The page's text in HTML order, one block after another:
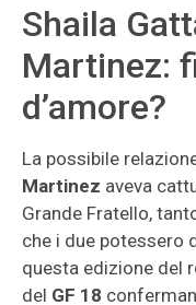
Shaila
Martinez:
d’amore?
La possibile
Martinez aveva
Grande Fratello,
che i due potessero
questa edizione del
del GF 18